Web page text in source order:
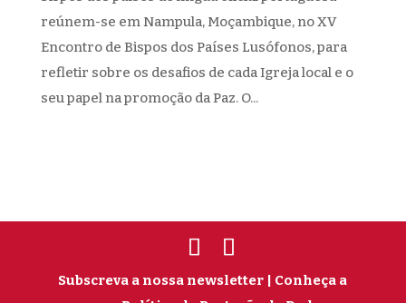
reúnem-se em Nampula, Moçambique, no XV
Encontro de Bispos dos Países Lusófonos, para
refletir sobre os desafios de cada Igreja local e o
seu papel na promoção da Paz. O...
Subscreva a nossa newsletter | Conheça a